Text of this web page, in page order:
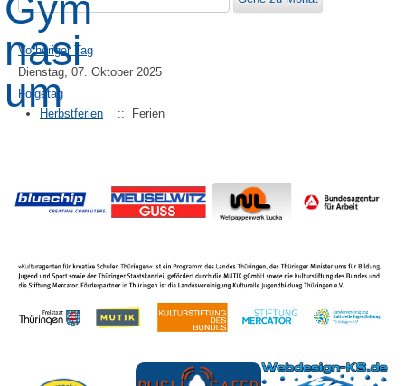
Vorheriger Tag
Dienstag, 07. Oktober 2025
Folgetag
Herbstferien
:: Ferien